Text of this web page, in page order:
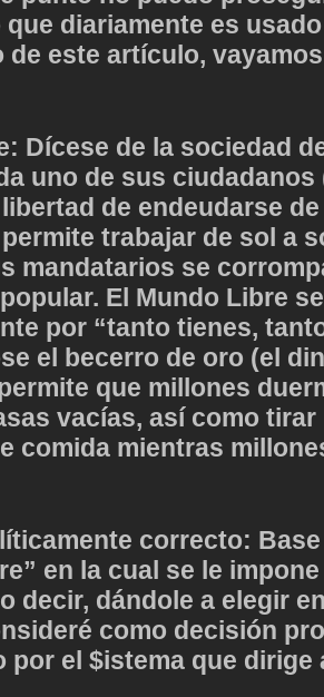
diariamente es
de este artículo,
: Dícese de la sociedad
uno de sus
de endeudarse
trabajar de sol a
mandatarios se
El Mundo Libre
por “tanto tienes,
el becerro de oro (el
que millones
vacías, así como
comida mientras
correcto:
en la cual se le
decir, dándole a elegir
como decisión
por el $istema que dirige